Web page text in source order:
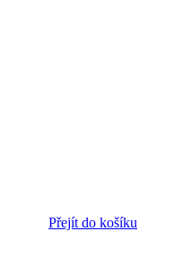
Přejít do košíku